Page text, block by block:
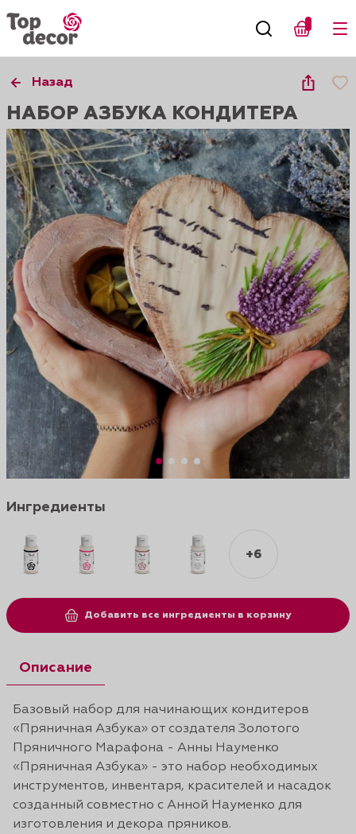
Назад
НАБОР АЗБУКА КОНДИТЕРА
Ингредиенты
+6
Добавить все ингредиенты в корзину
Описание
Базовый набор для начинающих кондитеров
«Пряничная Азбука» от создателя Золотого
Пряничного Марафона - Анны Науменко
«Пряничная Азбука» - это набор необходимых
инструментов, инвентаря, красителей и насадок
созданный совместно с Анной Науменко для
изготовления и декора пряников.